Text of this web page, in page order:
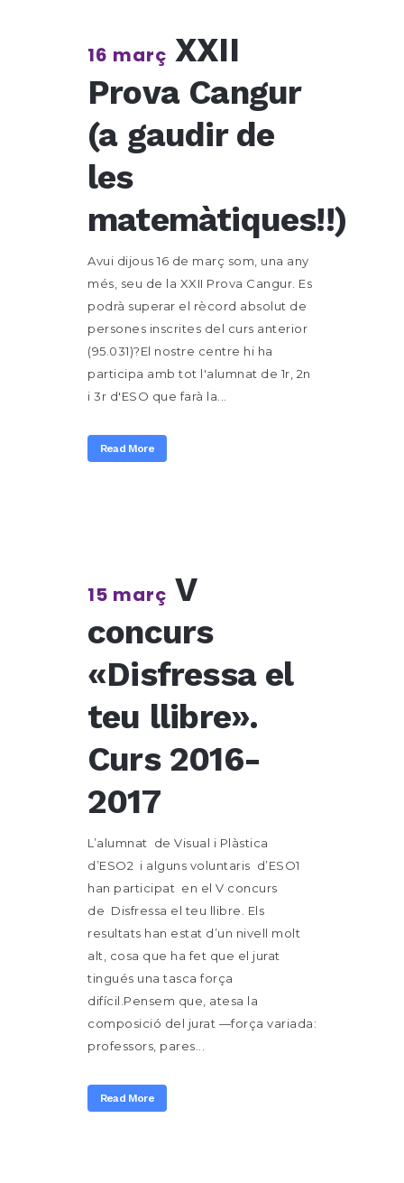
16 març XXII
Prova Cangur
(a gaudir de
les
matemàtiques!!)
Avui dijous 16 de març som, una any
més, seu de la XXII Prova Cangur. Es
podrà superar el rècord absolut de
persones inscrites del curs anterior
(95.031)?El nostre centre hi ha
participa amb tot l'alumnat de 1r, 2n
i 3r d'ESO que farà la...
Read More
15 març V
concurs
«Disfressa el
teu llibre».
Curs 2016-
2017
L’alumnat de Visual i Plàstica
d’ESO2 i alguns voluntaris d’ESO1
han participat en el V concurs
de Disfressa el teu llibre. Els
resultats han estat d’un nivell molt
alt, cosa que ha fet que el jurat
tingués una tasca força
difícil.Pensem que, atesa la
composició del jurat —força variada:
professors, pares...
Read More